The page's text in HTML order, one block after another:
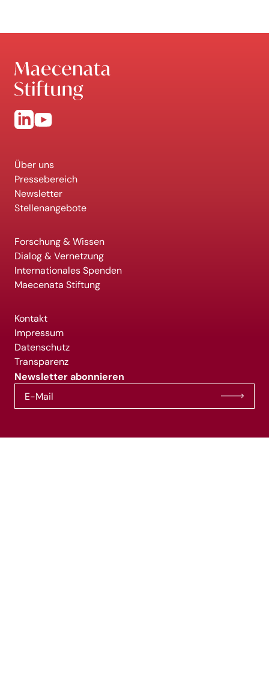
Über uns
Pressebereich
Newsletter
Stellenangebote
Forschung & Wissen
Dialog & Vernetzung
Internationales Spenden
Maecenata Stiftung
Kontakt
Impressum
Datenschutz
Transparenz
Newsletter abonnieren